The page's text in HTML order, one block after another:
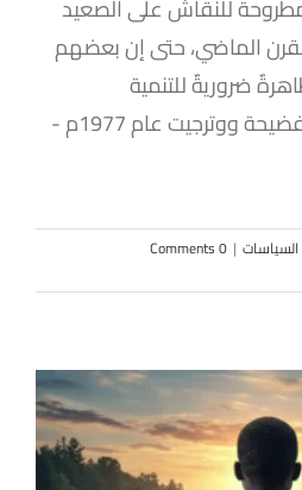
للنقاش على الصعيد
الماضي، حتى إن بعضهم
ضروريةٌ للتنمية
الاقتصادية، لكن عقب فضيحة ووترجيت عام 1977م -
|
0 Comments